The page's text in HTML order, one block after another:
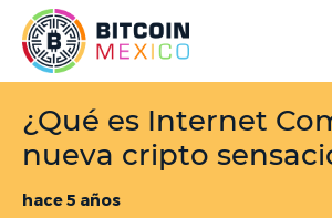
¿Qué es Internet
nueva cripto
hace 5 años